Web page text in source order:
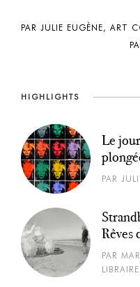
PAR JULIE EUGÈNE, ART
HIGHLIGHTS
Le
PAR
Rêves
PAR
LIBRAIRE